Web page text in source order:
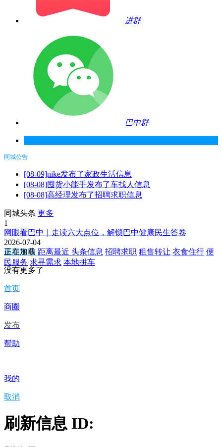
进群
巴中群
同城公告
[08-09]nike发布了家政生活信息
[08-08]囤货小能手发布了车找人信息
[08-08]高经理发布了招聘求职信息
同城头条 更多
1
网眼看巴中｜走读六大点位，解锁巴中健康民生答卷
2026-07-04
最新发布 距离最近 头条信息 招聘求职 租售转让 衣食住行 便
民服务 求寻需求 本地拼车
正在加载
没有更多了
首页
商圈
发布
帮助
我的
取消
刷新信息 ID: